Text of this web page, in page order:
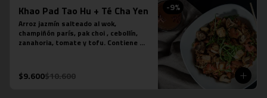
-9%
Khao Pad Tao Hu + Té Cha Yen
Arroz jazmín salteado al wok,
champiñón parís, pak choi , cebollín,
zanahoria, tomate y tofu. Contiene
tailandés.
$9.600$10.600